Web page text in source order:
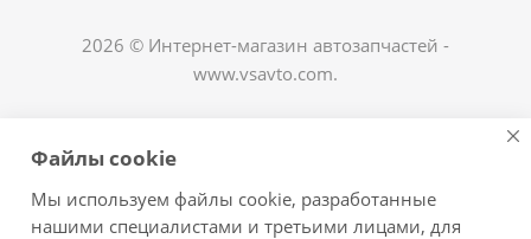
2026 © Интернет-магазин автозапчастей -
www.vsavto.com.
+7 (8482) 622-122 avtovs@yandex.ru
Файлы cookie
Мы используем файлы cookie, разработанные
нашими специалистами и третьими лицами, для